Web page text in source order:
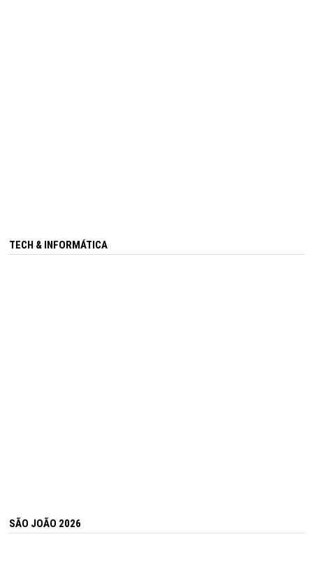
TECH & INFORMÁTICA
SÃO JOÃO 2026